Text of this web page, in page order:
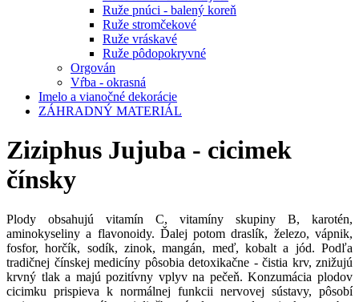
Ruže pnúci - balený koreň
Ruže stromčekové
Ruže vráskavé
Ruže pôdopokryvné
Orgován
Vŕba - okrasná
Imelo a vianočné dekorácie
ZÁHRADNÝ MATERIÁL
Ziziphus Jujuba - cicimek
čínsky
Plody obsahujú vitamín C, vitamíny skupiny B, karotén,
aminokyseliny a flavonoidy. Ďalej potom draslík, železo, vápnik,
fosfor, horčík, sodík, zinok, mangán, meď, kobalt a jód. Podľa
tradičnej čínskej medicíny pôsobia detoxikačne - čistia krv, znižujú
krvný tlak a majú pozitívny vplyv na pečeň. Konzumácia plodov
cicimku prispieva k normálnej funkcii nervovej sústavy, pôsobí